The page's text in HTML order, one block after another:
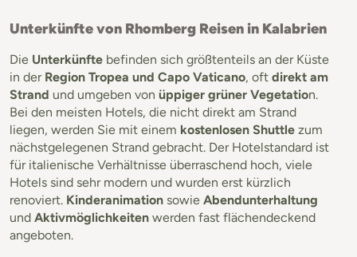
Unterkünfte von Rhomberg Reisen in Kalabrien
Die Unterkünfte befinden sich größtenteils an der Küste
in der Region Tropea und Capo Vaticano, oft direkt am
Strand und umgeben von üppiger grüner Vegetation.
Bei den meisten Hotels, die nicht direkt am Strand
liegen, werden Sie mit einem kostenlosen Shuttle zum
nächstgelegenen Strand gebracht. Der Hotelstandard ist
für italienische Verhältnisse überraschend hoch, viele
Hotels sind sehr modern und wurden erst kürzlich
renoviert. Kinderanimation sowie Abendunterhaltung
und Aktivmöglichkeiten werden fast flächendeckend
angeboten.